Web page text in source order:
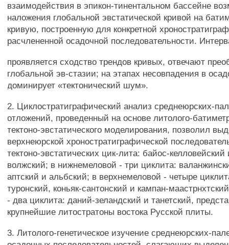
взаимодействия в эпикон-тинентальном бассейне
наложения глобальной эвстатической кривой на
кривую, построенную для конкретной
расчлененной осадочной последовательности.
проявляется сходство трендов кривых, отвечают
глобальной эв-стазии; на этапах несовпадения в
доминирует «тектонический шум».
2. Циклостратиграфический анализ среднеюрских-
отложений, проведенный на основе литолого-
тектоно-эвстатического моделирования, позволил
верхнеюрской хроностратиграфической
тектоно-эвстатических цик-лита: байос-
волжский; в нижнемеловой - три циклита:
аптский и альбский; в верхнемеловой - четыре
туронский, коньяк-сантонский и кампан-
- два циклита: даний-зеландский и танетский,
крупнейшие литостратоны востока Русской плиты.
3. Литолого-генетическое изучение среднеюрских-